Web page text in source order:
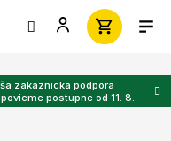
zákaznícka podpora
postupne od 11. 8.